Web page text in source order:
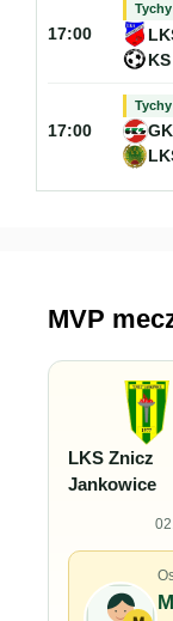
17:00
17:00
MVP
LKS Znicz
Jankowice